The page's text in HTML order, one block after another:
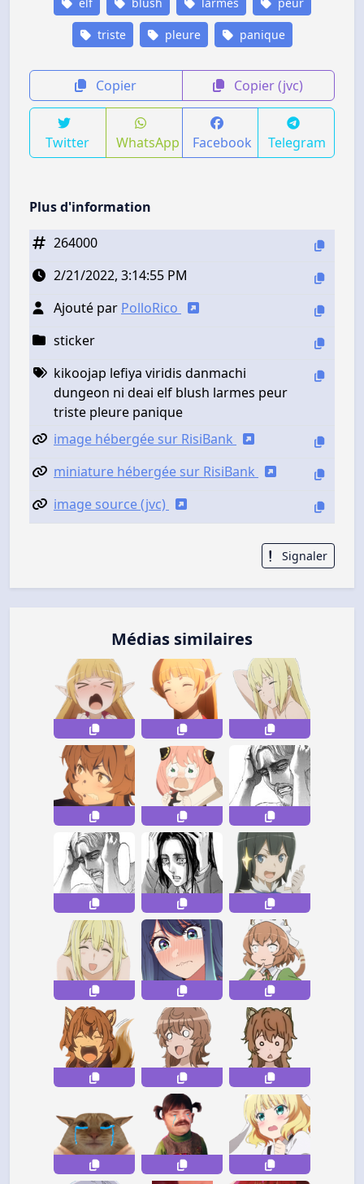
elf blush larmes peur
triste pleure panique
Copier Copier (jvc)
Twitter WhatsApp Facebook Telegram
Plus d'information
264000
2/21/2022, 3:14:55 PM
Ajouté par PolloRico
sticker
kikoojap lefiya viridis danmachi
dungeon ni deai elf blush larmes peur
triste pleure panique
image hébergée sur RisiBank
miniature hébergée sur RisiBank
image source (jvc)
Signaler
Médias similaires